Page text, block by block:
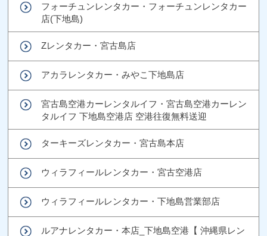
フォーチュンレンタカー・フォーチュンレンタカー
店(下地島)
Zレンタカー・宮古島店
アカラレンタカー・みやこ下地島店
宮古島空港カーレンタルイフ・宮古島空港カーレン
タルイフ 下地島空港店 空港往復無料送迎
ターキーズレンタカー・宮古島本店
ウィラフィールレンタカー・宮古空港店
ウィラフィールレンタカー・下地島営業部店
ルアナレンタカー・本店_下地島空港【 沖縄県レン